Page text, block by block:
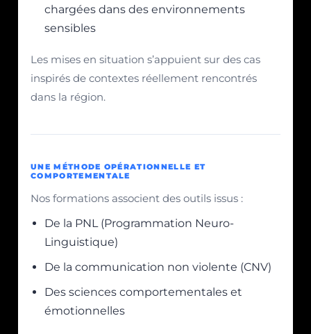
chargées dans des environnements
sensibles
Les mises en situation s’appuient sur des cas
inspirés de contextes réellement rencontrés
dans la région.
UNE MÉTHODE OPÉRATIONNELLE ET
COMPORTEMENTALE
Nos formations associent des outils issus :
De la PNL (Programmation Neuro-
Linguistique)
De la communication non violente (CNV)
Des sciences comportementales et
émotionnelles